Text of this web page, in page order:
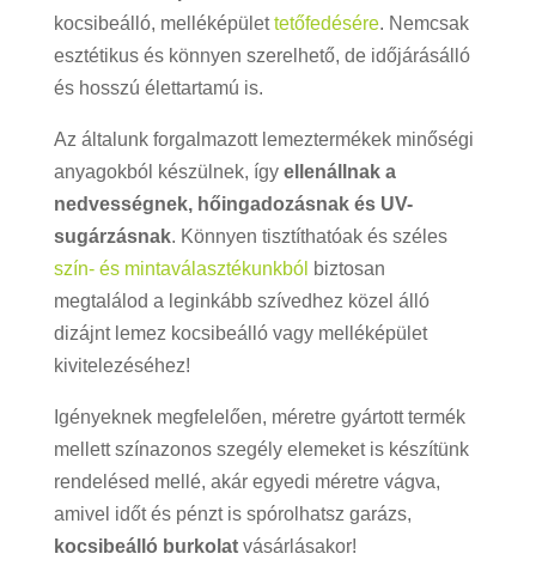
kocsibeálló, melléképülettetőfedésére. Nemcsak
esztétikus és könnyen szerelhető, de időjárásálló
és hosszú élettartamú is.
Az általunk forgalmazott lemeztermékek minőségi
anyagokból készülnek, így ellenállnak a
nedvességnek, hőingadozásnak és UV-
sugárzásnak. Könnyen tisztíthatóak és széles
szín- és mintaválasztékunkból biztosan
megtalálod a leginkább szívedhez közel álló
dizájnt lemez kocsibeálló vagy melléképület
kivitelezéséhez!
Igényeknek megfelelően, méretre gyártott termék
mellett színazonos szegély elemeket is készítünk
rendelésed mellé, akár egyedi méretre vágva,
amivel időt és pénzt is spórolhatsz garázs,
kocsibeálló burkolatvásárlásakor!